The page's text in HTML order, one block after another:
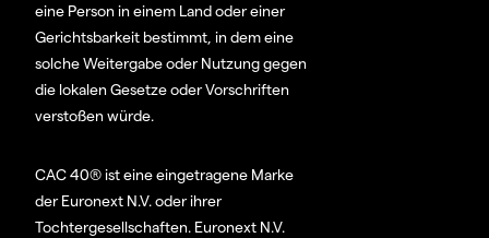
eine Person in einem Land oder einer
Gerichtsbarkeit bestimmt, in dem eine
solche Weitergabe oder Nutzung gegen
die lokalen Gesetze oder Vorschriften
verstoßen würde.
CAC 40® ist eine eingetragene Marke
der Euronext N.V. oder ihrer
Tochtergesellschaften. Euronext N.V.